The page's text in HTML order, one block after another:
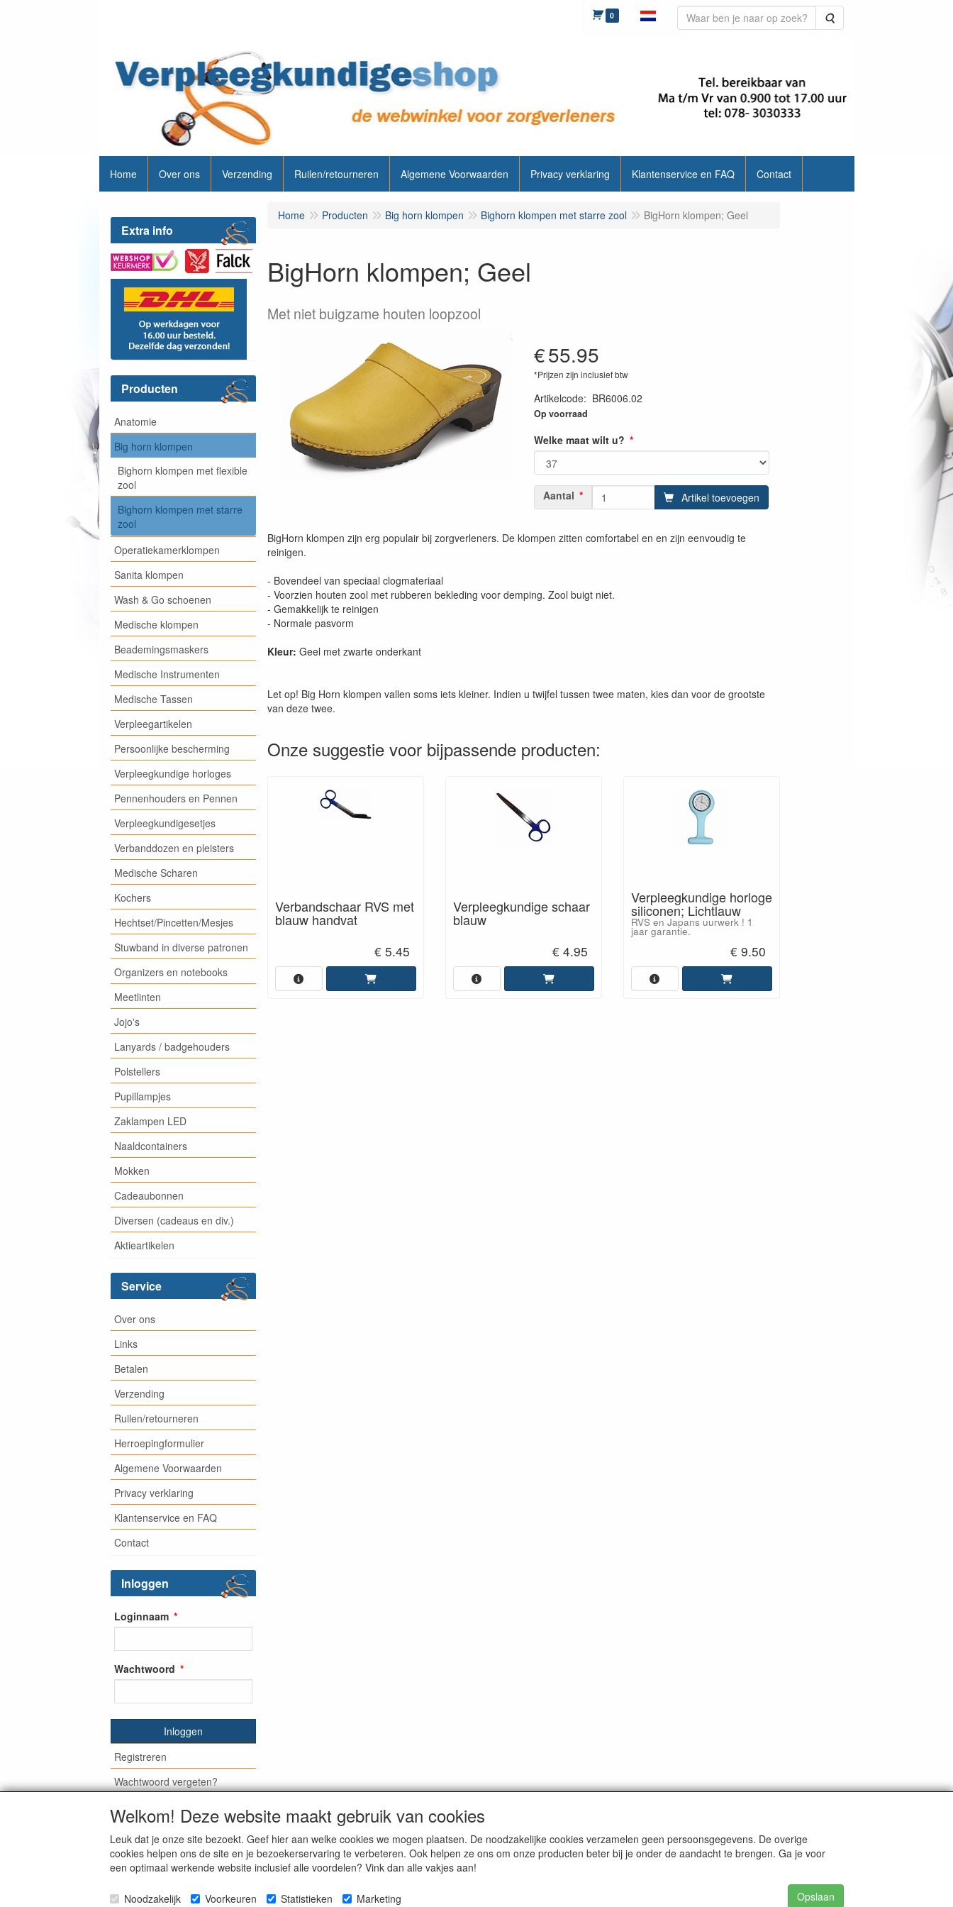
0 Zoeken
Home Over ons Verzending Ruilen/retourneren Algemene Voorwaarden Privacy verklaring Klantenservice en FAQ Contact
Extra info
Producten
Anatomie
Big horn klompen
Bighorn klompen met flexible
zool
Bighorn klompen met starre
zool
Operatiekamerklompen
Sanita klompen
Wash & Go schoenen
Medische klompen
Beademingsmaskers
Medische Instrumenten
Medische Tassen
Verpleegartikelen
Persoonlijke bescherming
Verpleegkundige horloges
Pennenhouders en Pennen
Verpleegkundigesetjes
Verbanddozen en pleisters
Medische Scharen
Kochers
Hechtset/Pincetten/Mesjes
Stuwband in diverse patronen
Organizers en notebooks
Meetlinten
Jojo's
Lanyards / badgehouders
Polstellers
Pupillampjes
Zaklampen LED
Naaldcontainers
Mokken
Cadeaubonnen
Diversen (cadeaus en div.)
Aktieartikelen
Service
Over ons
Links
Betalen
Verzending
Ruilen/retourneren
Herroepingformulier
Algemene Voorwaarden
Privacy verklaring
Klantenservice en FAQ
Contact
Inloggen
Loginnaam
Wachtwoord
Inloggen
Registreren
Wachtwoord vergeten?
Home Producten Big horn klompen Bighorn klompen met starre zool BigHorn klompen; Geel
BigHorn klompen; Geel
Met niet buigzame houten loopzool
€55.95
*Prijzen zijn inclusief btw
Artikelcode: BR6006.02
Op voorraad
Welke maat wilt u?
Aantal Artikel toevoegen
BigHorn klompen zijn erg populair bij zorgverleners. De klompen zitten comfortabel en en zijn eenvoudig te
reinigen.
- Bovendeel van speciaal clogmateriaal
- Voorzien houten zool met rubberen bekleding voor demping. Zool buigt niet.
- Gemakkelijk te reinigen
- Normale pasvorm
Kleur: Geel met zwarte onderkant
Let op! Big Horn klompen vallen soms iets kleiner. Indien u twijfel tussen twee maten, kies dan voor de grootste
van deze twee.
Onze suggestie voor bijpassende producten:
Verbandschaar RVS met
blauw handvat
€ 5.45
Verpleegkundige schaar
blauw
€ 4.95
Verpleegkundige horloge
siliconen; Lichtlauw
RVS en Japans uurwerk ! 1
jaar garantie.
€ 9.50
© Medisan Trading | Alblasserdam. Alle genoemde prijzen zijn inclusief BTW en exclusiefverzendkosten, tenzij anders staat aangegeven.
Welkom! Deze website maakt gebruik van cookies
Leuk dat je onze site bezoekt. Geef hier aan welke cookies we mogen plaatsen. De noodzakelijke cookies verzamelen geen persoonsgegevens. De overige
cookies helpen ons de site en je bezoekerservaring te verbeteren. Ook helpen ze ons om onze producten beter bij je onder de aandacht te brengen. Ga je voor
een optimaal werkende website inclusief alle voordelen? Vink dan alle vakjes aan!
Noodzakelijk Voorkeuren Statistieken Marketing Opslaan